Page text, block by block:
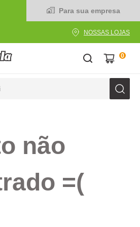
Para sua empresa
NOSSAS LOJAS
0
não
=(